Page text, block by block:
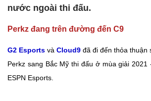
nước ngoài thi đấu.
Perkz đang trên đường đến C9
G2 Esports và Cloud9 đã đi đến thỏa thuận
Perkz sang Bắc Mỹ thi đấu ở mùa giải 2021
ESPN Esports.